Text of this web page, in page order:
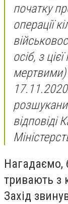
початку
операції
осіб, з
мертвими)
відповіді
Нагадаємо,
тривають з
Захід